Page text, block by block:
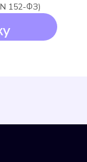
152-ФЗ)